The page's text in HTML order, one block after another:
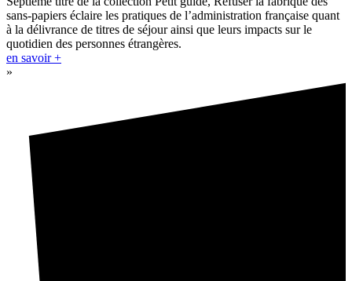
sans-papiers éclaire les pratiques de l’administration française quant
à la délivrance de titres de séjour ainsi que leurs impacts sur le
quotidien des personnes étrangères.
en savoir +
»